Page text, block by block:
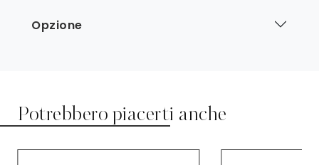
Opzione
Potrebbero piacerti anche